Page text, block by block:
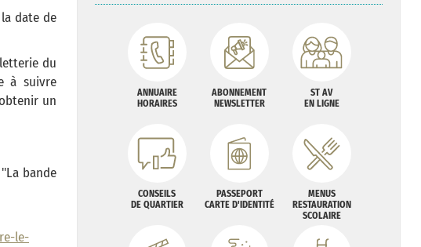
date de
du
à suivre
un
bande
le-
ANNUAIRE
HORAIRES
ABONNEMENT
NEWSLETTER
ST AV
EN LIGNE
CONSEILS
DE QUARTIER
PASSEPORT
CARTE D'IDENTITÉ
MENUS
RESTAURATION
SCOLAIRE